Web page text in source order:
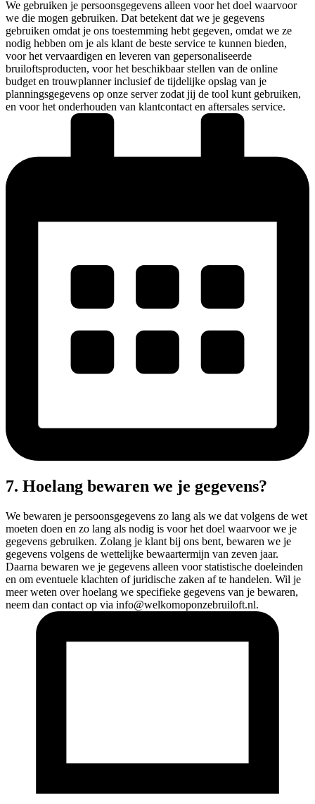
We gebruiken je persoonsgegevens alleen voor het doel waarvoor
we die mogen gebruiken. Dat betekent dat we je gegevens
gebruiken omdat je ons toestemming hebt gegeven, omdat we ze
nodig hebben om je als klant de beste service te kunnen bieden,
voor het vervaardigen en leveren van gepersonaliseerde
bruiloftsproducten, voor het beschikbaar stellen van de online
budget en trouwplanner inclusief de tijdelijke opslag van je
planningsgegevens op onze server zodat jij de tool kunt gebruiken,
en voor het onderhouden van klantcontact en aftersales service.
7. Hoelang bewaren we je gegevens?
We bewaren je persoonsgegevens zo lang als we dat volgens de wet
moeten doen en zo lang als nodig is voor het doel waarvoor we je
gegevens gebruiken. Zolang je klant bij ons bent, bewaren we je
gegevens volgens de wettelijke bewaartermijn van zeven jaar.
Daarna bewaren we je gegevens alleen voor statistische doeleinden
en om eventuele klachten of juridische zaken af te handelen. Wil je
meer weten over hoelang we specifieke gegevens van je bewaren,
neem dan contact op via info@welkomoponzebruiloft.nl.